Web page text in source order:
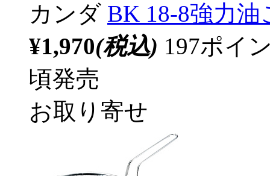
カンダ BK 18-8強力油
¥1,970(税込) 197ポイ
頃発売
お取り寄せ